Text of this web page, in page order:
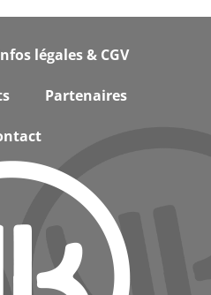
légales & CGV
Partenaires